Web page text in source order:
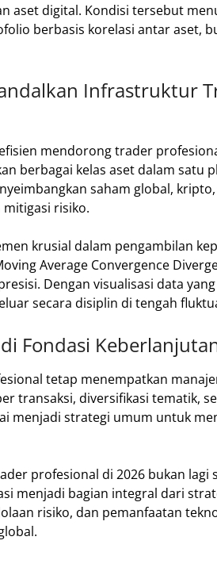
aset digital. Kondisi tersebut
berbasis korelasi antar aset,
Infrastruktur
mendorong trader
berbagai kelas aset dalam satu
saham global,
risiko.
krusial dalam pengambilan
Average Convergence
Dengan visualisasi data
secara disiplin di tengah
Fondasi
tetap menempatkan
transaksi, diversifikasi tematik,
menjadi strategi umum untuk
profesional di 2026 bukan lagi
menjadi bagian integral dari
risiko, dan pemanfaatan